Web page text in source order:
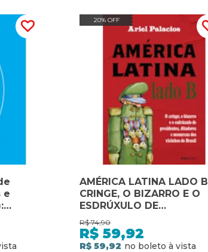
e
o
20% OFF
AMÉRICA LATINA LADO
CRINGE, O BIZARRO E O
ESDRÚXULO DE
PRESIDENTES,
MONARCAS DOS
DO BRASIL
R$ 74,90
R$ 59,92
R$ 59,92